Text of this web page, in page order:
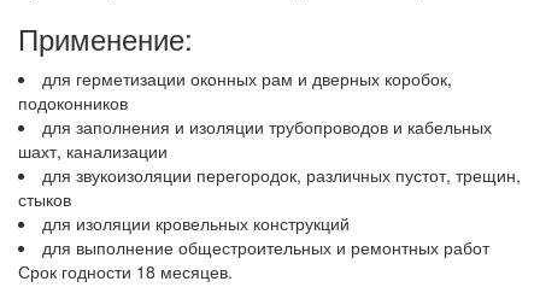
Применение:
для герметизации оконных рам и дверных коробок,
подоконников
для заполнения и изоляции трубопроводов и кабельных
шахт, канализации
для звукоизоляции перегородок, различных пустот, трещин,
стыков
для изоляции кровельных конструкций
для выполнение общестроительных и ремонтных работ
Срок годности 18 месяцев.